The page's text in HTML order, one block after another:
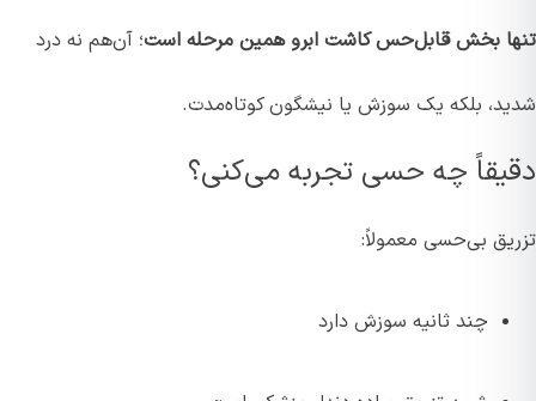
تنها بخش قابل‌حس کاشت ابرو همین مرحله است؛ آن‌هم نه درد
شدید، بلکه یک سوزش یا نیشگون کوتاه‌مدت.
دقیقاً چه حسی تجربه می‌کنی؟
تزریق بی‌حسی معمولاً:
چند ثانیه سوزش دارد